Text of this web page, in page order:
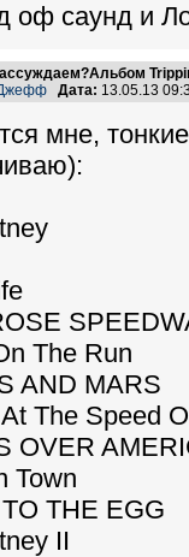
оф саунд и
Дата: 13.05.13
мне,
The Run
AND MARS
The Speed
OVER
Town
THE EGG
II